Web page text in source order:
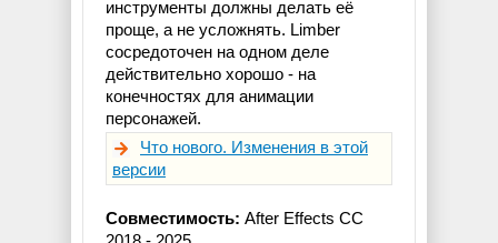
инструменты должны делать её
проще, а не усложнять. Limber
сосредоточен на одном деле
действительно хорошо - на
конечностях для анимации
персонажей.
Что нового. Изменения в этой
версии
Совместимость: After Effects CC